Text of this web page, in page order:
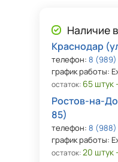
Наличие
Краснодар
телефон:8 (989)
график работы:
остаток: 65 штук
Ростов-на-
85)
телефон:8 (988)
график работы:
остаток:20 штук